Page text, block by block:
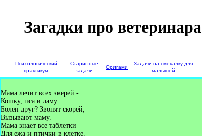
Загадки про ветеринара
Психологический
практикум
Старинные
задачи
Оригами
Задачи на смекалку для
малышей
Мама лечит всех зверей -
Кошку, пса и ламу.
Болен друг? Звонят скорей,
Вызывают маму.
Мама знает все таблетки
Для ежа и птички в клетке.